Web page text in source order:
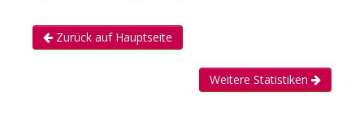
Zurück auf Hauptseite
Weitere Statistiken